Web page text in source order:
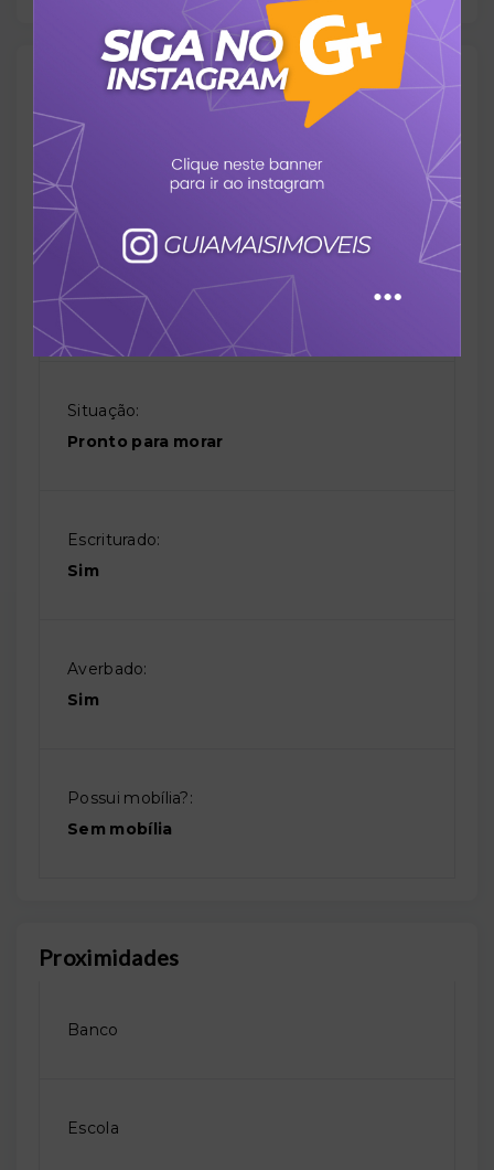
Outras Informações
Referência:
G4765
Perfil:
Residencial
Situação:
Pronto para morar
Escriturado:
Sim
Averbado:
Sim
Possui mobília?:
Sem mobília
Proximidades
Banco
Escola